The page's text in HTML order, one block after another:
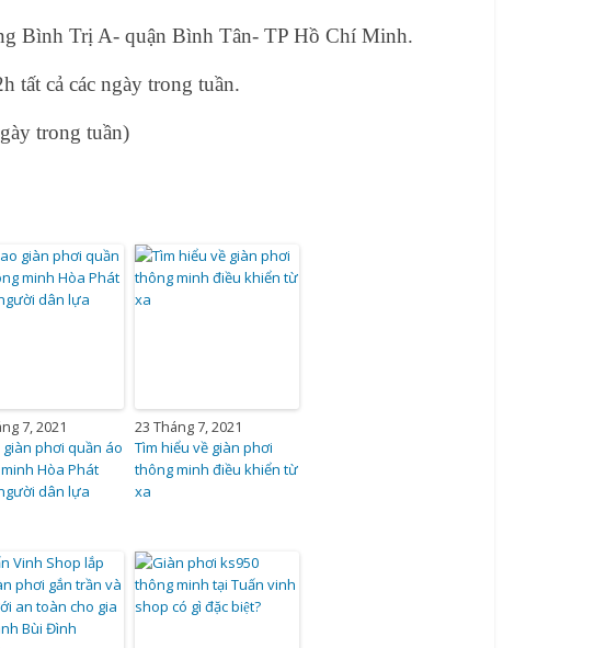
Bình Trị A- quận Bình Tân- TP Hồ Chí Minh.
cả các ngày trong tuần.
trong tuần)
7, 2021
giàn phơi quần áo
Hòa Phát
dân lựa
23 Tháng 7, 2021
Tìm hiểu về giàn phơi
thông minh điều khiển từ
xa